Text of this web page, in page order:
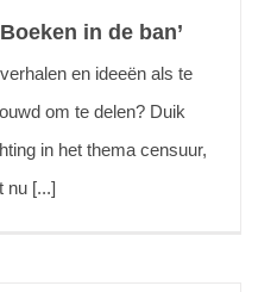
in de ban’
en ideeën als te
om te delen? Duik
in het thema censuur,
nu [...]